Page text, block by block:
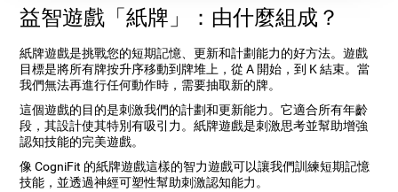
益智遊戲「紙牌」：由什麼組成？
紙牌遊戲是挑戰您的短期記憶、更新和計劃能力的好方法。遊戲
目標是將所有牌按升序移動到牌堆上，從 A 開始，到 K 結束。當
我們無法再進行任何動作時，需要抽取新的牌。
這個遊戲的目的是刺激我們的計劃和更新能力。它適合所有年齡
段，其設計使其特別有吸引力。紙牌遊戲是刺激思考並幫助增強
認知技能的完美遊戲。
像 CogniFit 的紙牌遊戲這樣的智力遊戲可以讓我們訓練短期記憶
技能，並透過神經可塑性幫助刺激認知能力。